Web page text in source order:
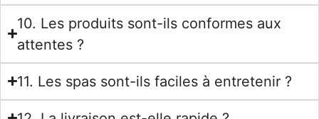
10. Les produits sont-ils conformes aux
attentes ?
11. Les spas sont-ils faciles à entretenir ?